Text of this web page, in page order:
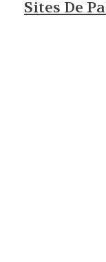
Sites De